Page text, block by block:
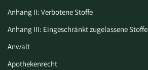
Anhang II: Verbotene Stoffe
Anhang III: Eingeschränkt zugelassene Stoffe
Anwalt
Apothekenrecht